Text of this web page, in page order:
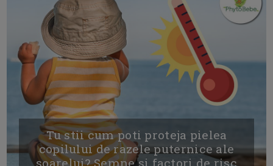
Tu stii cum poti proteja pielea
copilului de razele puternice ale
soarelui? Semne si factori de risc